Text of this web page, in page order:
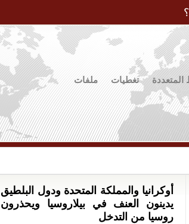
المتعددة تغطيات ملفات
أوكرانيا والمملكة المتحدة ودول البلطيق
يدينون العنف في بيلاروسيا ويحذرون
روسيا من التدخل